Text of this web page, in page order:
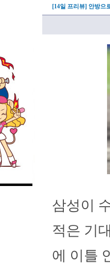
[14일 프리뷰] 안방으
삼성이
적은 기
에 이틀